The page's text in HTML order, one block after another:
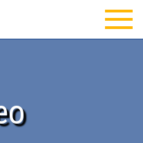
św Diecezji
Praskiej